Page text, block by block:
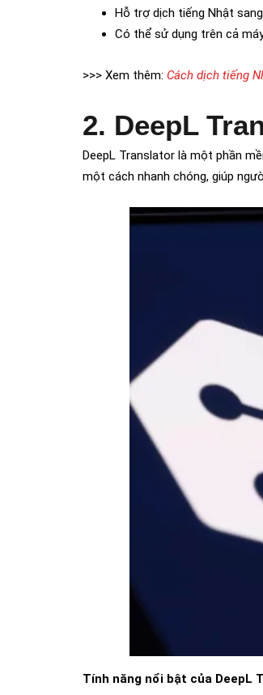
Hỗ trợ dịch tiếng Nhật
Có thể sử dụng trên cả
>>> Xem thêm: Cách dịch tiếng
2. DeepL
DeepL Translator là một phần
một cách nhanh chóng, giúp
Tính năng nổi bật của DeepL